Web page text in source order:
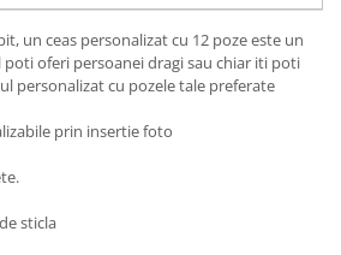
un ceas personalizat cu 12 poze este un
poti oferi persoanei dragi sau chiar iti poti
personalizat cu pozele tale preferate
prin insertie foto
sticla